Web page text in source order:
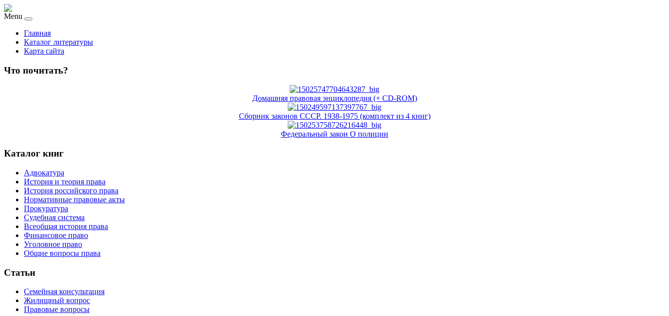
Menu
Главная
Каталог литературы
Карта сайта
Что почитать?
Домашняя правовая энциклопедия (+ CD-ROM)
Сборник законов СССР. 1938-1975 (комплект из 4 книг)
Федеральный закон О полиции
Каталог книг
Адвокатура
История и теория права
История российского права
Нормативные правовые акты
Прокуратура
Судебная система
Всеобщая история права
Финансовое право
Уголовное право
Общие вопросы права
Статьи
Семейная консультация
Жилищный вопрос
Правовые вопросы